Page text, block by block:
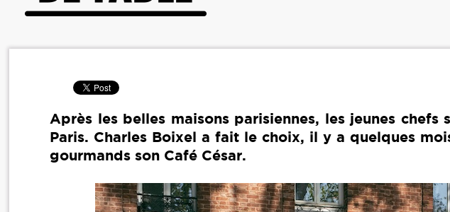
Après les belles maisons parisiennes, les jeunes chefs
Paris. Charles Boixel a fait le choix, il y a quelques
gourmands son Café César.